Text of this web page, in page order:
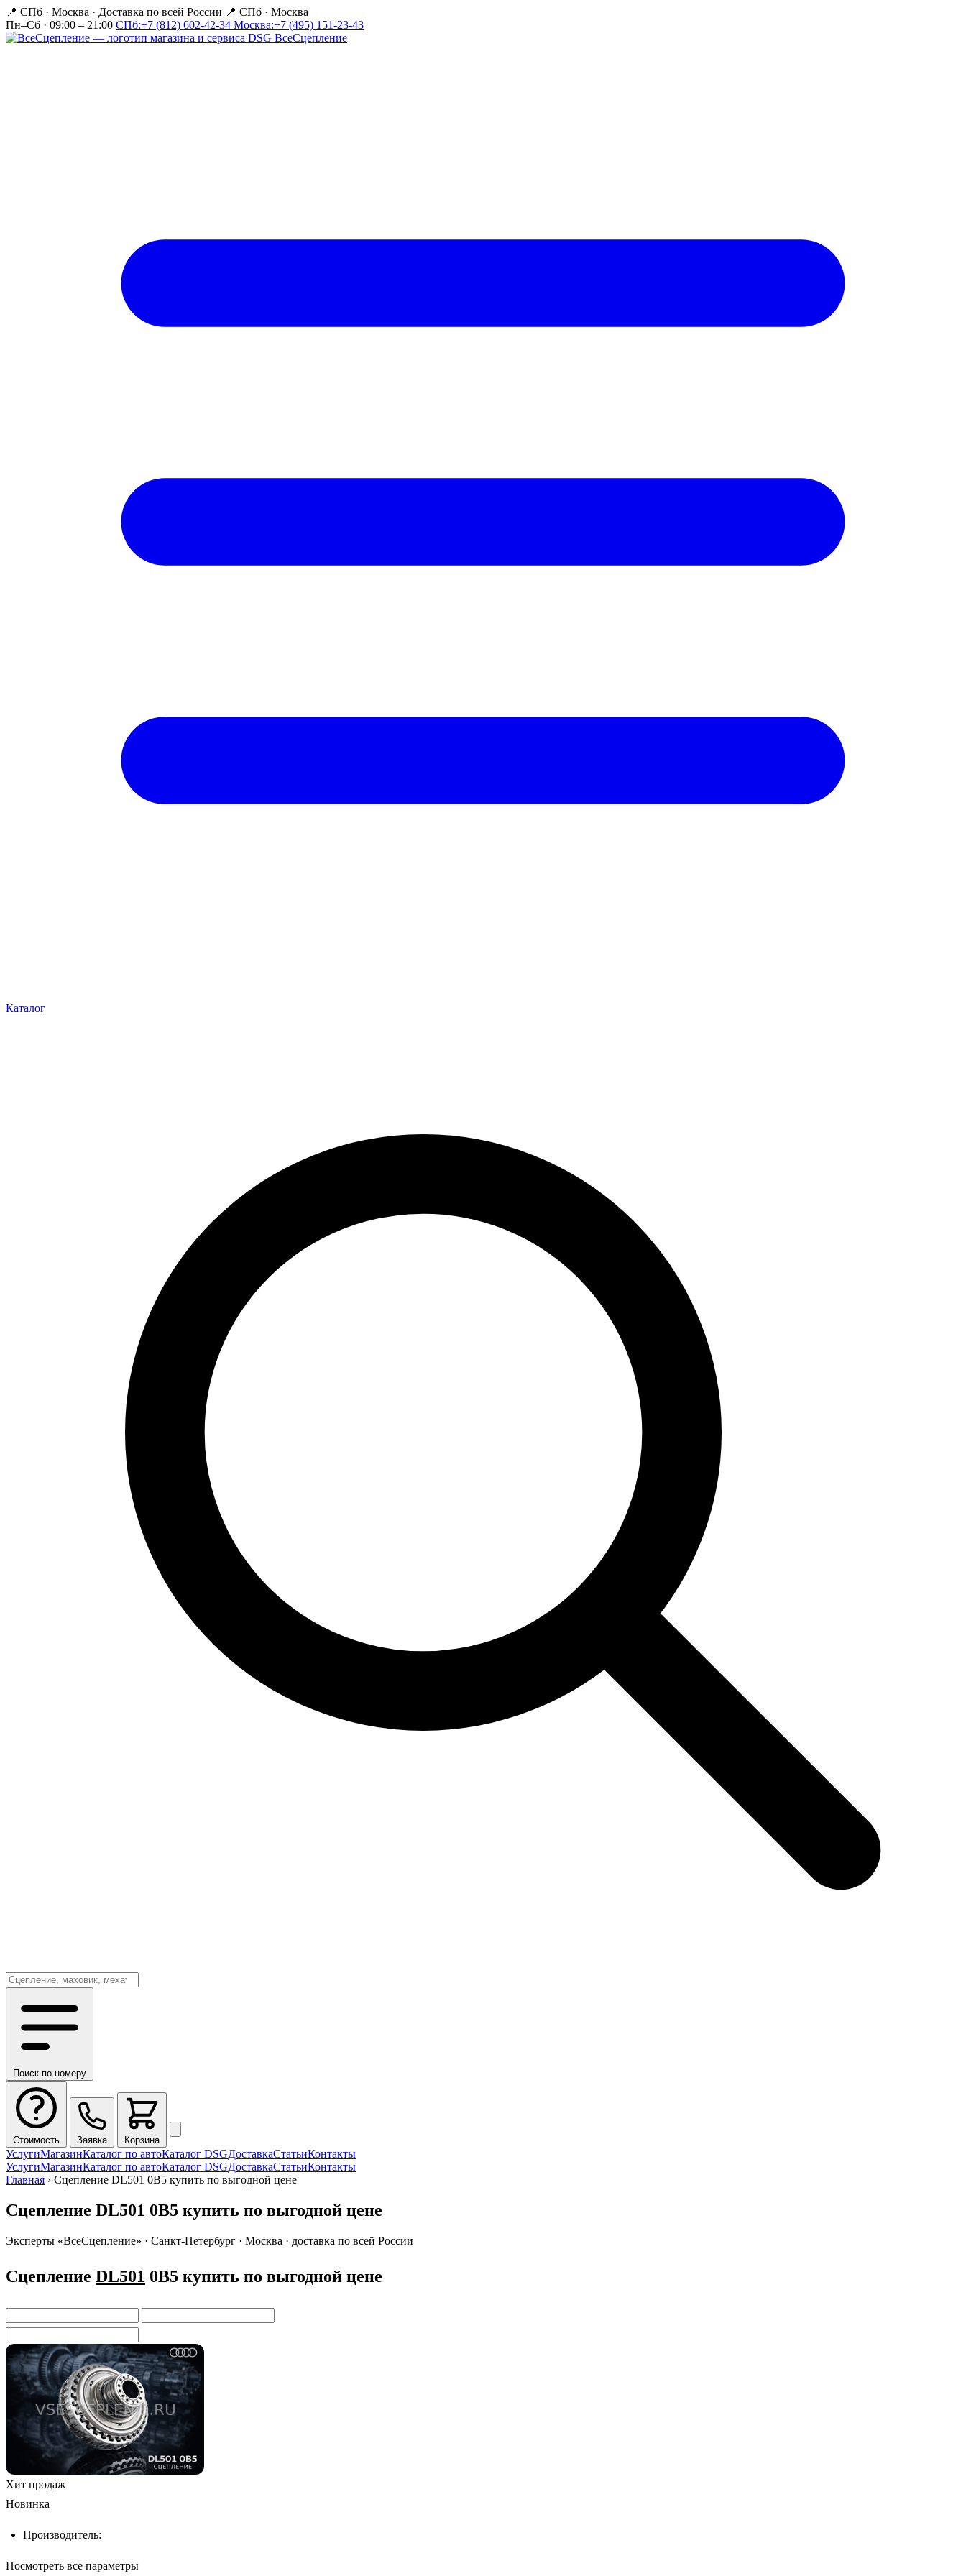
📍 СПб · Москва · Доставка по всей России 📍 СПб · Москва
Пн–Сб · 09:00 – 21:00 СПб:+7 (812) 602-42-34 Москва:+7 (495) 151-23-43
ВсеСцепление
Каталог
Поиск по номеру
Стоимость Заявка Корзина
УслугиМагазинКаталог по автоКаталог DSGДоставкаСтатьиКонтакты
УслугиМагазинКаталог по автоКаталог DSGДоставкаСтатьиКонтакты
Главная › Сцепление DL501 0B5 купить по выгодной цене
Сцепление DL501 0B5 купить по выгодной цене
Эксперты «ВсеСцепление» · Санкт-Петербург · Москва · доставка по всей России
Сцепление DL501 0B5 купить по выгодной цене
Хит продаж
Новинка
Производитель:
Посмотреть все параметры